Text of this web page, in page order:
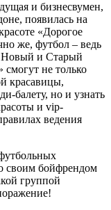
и бизнесвумен,
появилась на
«Дорогое
же, футбол – ведь
Новый и Старый
смогут не только
красавицы,
балету, но и узнать
и vip-
ведения
своим бойфрендом
группой